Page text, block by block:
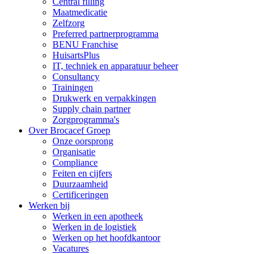
Maatmedicatie
Zelfzorg
Preferred partnerprogramma
BENU Franchise
HuisartsPlus
IT, techniek en apparatuur beheer
Consultancy
Trainingen
Drukwerk en verpakkingen
Supply chain partner
Zorgprogramma's
Over Brocacef Groep
Onze oorsprong
Organisatie
Compliance
Feiten en cijfers
Duurzaamheid
Certificeringen
Werken bij
Werken in een apotheek
Werken in de logistiek
Werken op het hoofdkantoor
Vacatures